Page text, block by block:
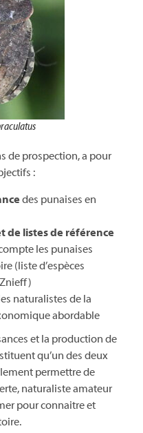
de prospection, a pour
:
des punaises en
de listes de référence
les punaises
(liste d’espèces
les naturalistes de la
abordable
et la production de
qu’un des deux
permettre de
naturaliste amateur
pour connaitre et